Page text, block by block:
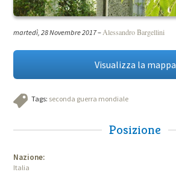
martedì, 28 Novembre 2017–Alessandro Bargellini
Visualizza la mappa
Tags: seconda guerra mondiale
Posizione
Nazione:
Italia